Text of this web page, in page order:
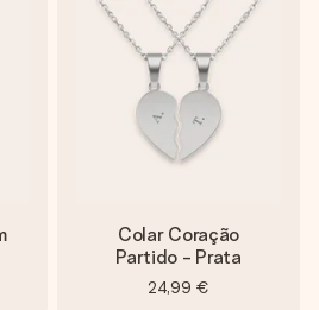
Colar Coração
Partido - Prata
24,99 €